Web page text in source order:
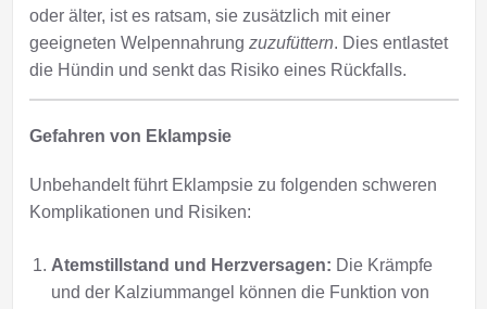
oder älter, ist es ratsam, sie zusätzlich mit einer
geeigneten Welpennahrung zuzufüttern. Dies entlastet
die Hündin und senkt das Risiko eines Rückfalls.
Gefahren von Eklampsie
Unbehandelt führt Eklampsie zu folgenden schweren
Komplikationen und Risiken:
Atemstillstand und Herzversagen: Die Krämpfe
und der Kalziummangel können die Funktion von